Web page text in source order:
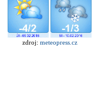
zdroj: meteopress.cz